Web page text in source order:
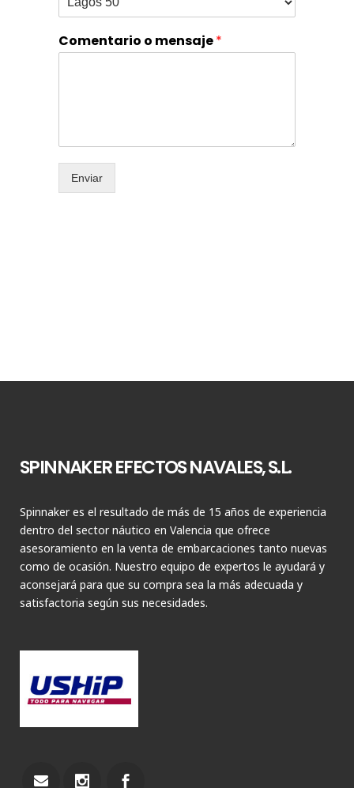
Comentario o mensaje*
Enviar
SPINNAKER EFECTOS NAVALES, S.L.
Spinnaker es el resultado de más de 15 años de experiencia
dentro del sector náutico en Valencia que ofrece
asesoramiento en la venta de embarcaciones tanto nuevas
como de ocasión. Nuestro equipo de expertos le ayudará y
aconsejará para que su compra sea la más adecuada y
satisfactoria según sus necesidades.